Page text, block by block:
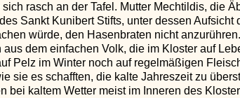
rasch an der Tafel. Mutter Mechtildis, die
Sankt Kunibert Stifts, unter dessen
würde, den Hasenbraten nicht
dem einfachen Volk, die im Kloster auf
Pelz im Winter noch auf regelmäßigen
sie es schafften, die kalte Jahreszeit zu
kaltem Wetter meist im Inneren des